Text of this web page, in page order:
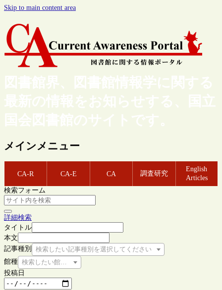
Skip to main content area
図書館界、図書館情報学に関する
最新の情報をお知らせする、国立
国会図書館のサイトです。
メインメニュー
CA-R CA-E CA 調査研究
English
Articles
検索フォーム
詳細検索
タイトル
本文
記事種別
検索したい記事種別を選択してください
館種 検索したい館種を選択してください
投稿日